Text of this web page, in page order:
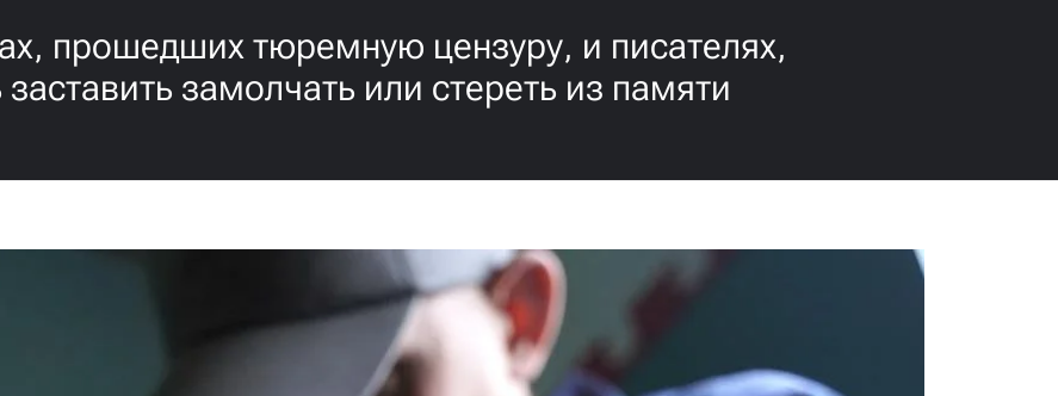
прошедших тюремную цензуру, и писателях,
замолчать или стереть из памяти